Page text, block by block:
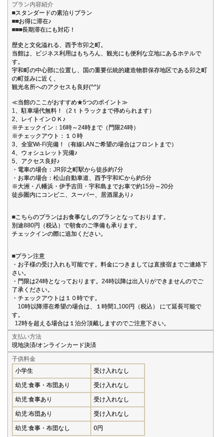
プラン内容紹介
■スタンダードの素泊りプラン
■■お得に滞在♪
■■■長期滞在にも対応！
歴史と文化溢れる、西予市卯之町。
当館は、ビジネス利用はもちろん、観光にも便利な立地にあるホテルで
す。
宇和町の中心部に位置し、国の重要伝統的建造物群保存地区である卯之町
の町並みに近く、
観光名所へのアクセスも良好(^^)/
≪当館のここがおすすめ★5つのポイント≫
1、駐車場代無料！（2ｔトラックまで停められます）
2、レイトインＯＫ♪
※チェックイン：16時～24時まで（門限24時）
※チェックアウト：１０時
3、全室Wi-Fi完備！（有線LANご希望の場合はフロントまで）
4、ウォシュレット完備♪
5、アクセス良好♪
・電車の場合：JR卯之町駅から徒歩約7分
・お車の場合：松山自動車道、西予宇和ICから約5分
※大洲・八幡浜・伊予吉田・宇和島までお車で約15分～20分
徒歩圏内にコンビニ、スーパー、居酒屋あり♪
■こちらのプランはお食事なしのプランとなっております。
別途880円（税込）で朝食のご準備も承ります。
チェックインの際に追加ください。
■プラン注意
・お子様の受け入れも可能です。料金につきましては直接宿までご連絡下
さい。
・門限は24時となっております。24時以降は出入りができませんのでご
了承ください。
・チェックアウトは１０時です。
10時以降滞在希望の場合は、１時間1,100円（税込） にて延長可能で
す。
12時を超える場合は１泊分頂戴しますのでご注意下さい。
支払い方法
現地決済/オンラインカード決済
子供料金
小学生
受け入れなし
幼児:食事・布団あり 受け入れなし
幼児:食事あり 受け入れなし
幼児:布団あり 受け入れなし
幼児:食事・布団なし 0円